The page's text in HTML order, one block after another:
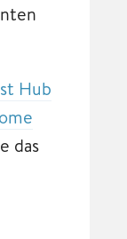
Hub
das